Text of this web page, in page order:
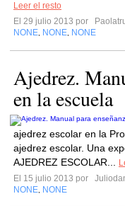
Leer el resto
El 29 julio 2013 por
NONE NONE NONE
Ajedrez.
en la escuela
ajedrez escolar en la
ajedrez escolar. Una
AJEDREZ ESCOLAR...
El 15 julio 2013 por
NONE NONE